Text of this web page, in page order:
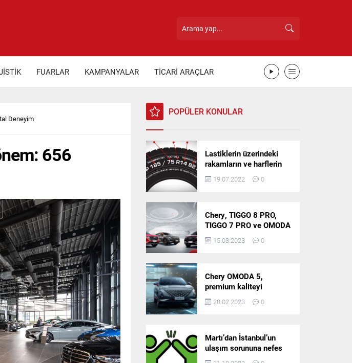
FUARLAR KAMPANYALAR TİCARİ ARAÇLAR
Deneyim
656
POPÜLER KONULAR
Lastiklerin üzerindeki
rakamların ve harflerin
anlamı nedir?
19.07.2022 0
Chery, TIGGO 8 PRO,
TIGGO 7 PRO ve OMODA
5’in resmi olarak
satışlarına başlıyor!
15.03.2023 0
Chery OMODA 5,
premium kaliteyi
Türkiye’de sunmaya
hazırlanıyor
28.02.2023 0
Martı’dan İstanbul’un
ulaşım sorununa nefes
aldıracak yeni